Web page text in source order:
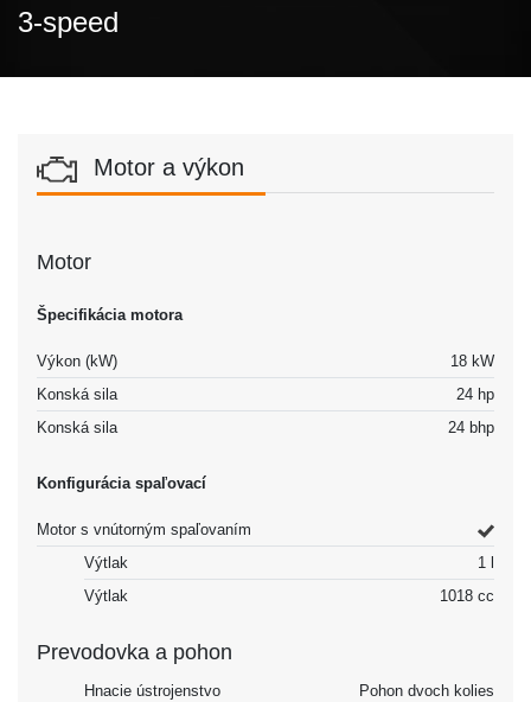
3-speed
Motor a výkon
Motor
Špecifikácia motora
Výkon (kW)
18 kW
Konská sila
24 hp
Konská sila
24 bhp
Konfigurácia spaľovací
Motor s vnútorným spaľovaním
Výtlak
1 l
Výtlak
1018 cc
Prevodovka a pohon
Hnacie ústrojenstvo
Pohon dvoch kolies